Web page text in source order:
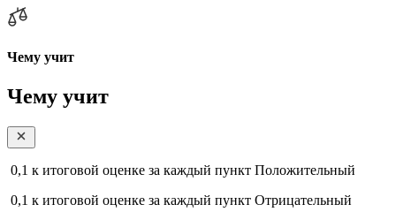
Чему учит
Чему учит
0,1 к итоговой оценке за каждый пункт Положительный
0,1 к итоговой оценке за каждый пункт Отрицательный